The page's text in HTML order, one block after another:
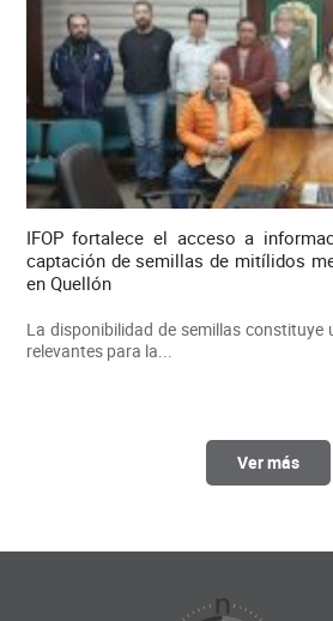
IFOP fortalece el acceso a
captación de semillas de mitílidos
en Quellón
La disponibilidad de semillas
relevantes para la...
Ver más